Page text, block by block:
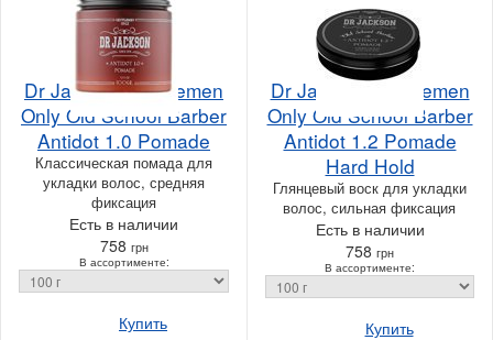
Dr Jackson Gentlemen
Only Old School Barber
Antidot 1.0 Pomade
Классическая помада для
укладки волос, средняя
фиксация
Есть в наличии
758 грн
В ассортименте:
Купить
Dr Jackson Gentlemen
Only Old School Barber
Antidot 1.2 Pomade
Hard Hold
Глянцевый воск для укладки
волос, сильная фиксация
Есть в наличии
758 грн
В ассортименте:
Купить